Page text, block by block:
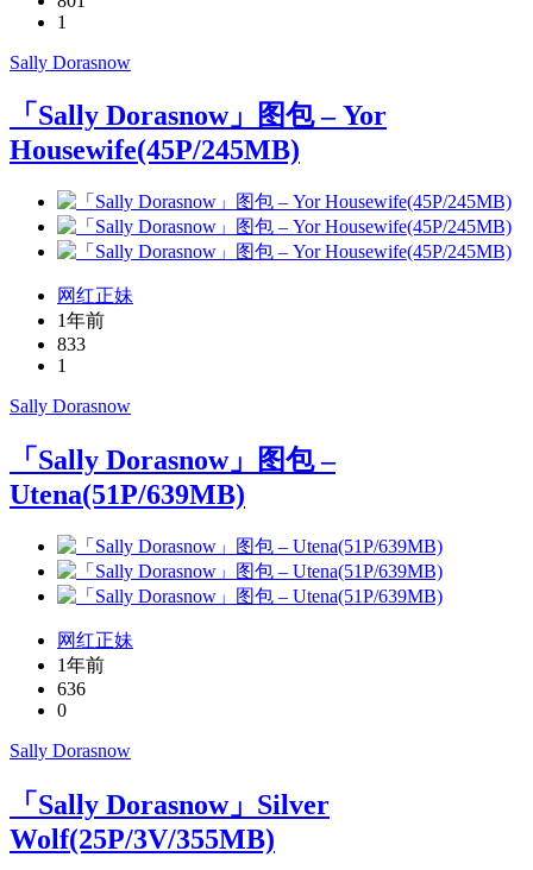
1
Sally Dorasnow
「Sally Dorasnow」图包 – Yor
Housewife(45P/245MB)
网红正妹
1年前
833
1
Sally Dorasnow
「Sally Dorasnow」图包 –
Utena(51P/639MB)
网红正妹
1年前
636
0
Sally Dorasnow
「Sally Dorasnow」Silver
Wolf(25P/3V/355MB)